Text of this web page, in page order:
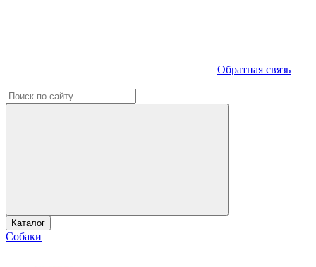
Обратная связь
Каталог
Собаки